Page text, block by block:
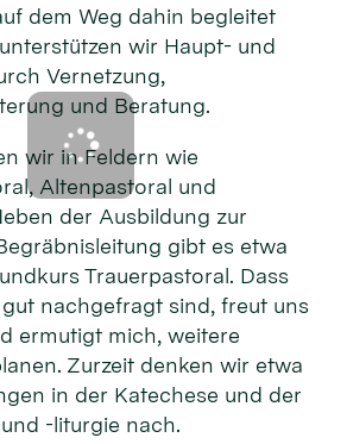
dem Weg dahin begleitet
wir Haupt- und
Vernetzung,
und Beratung.
wir in Feldern wie
Altenpastoral und
der Ausbildung zur
gibt es etwa
Trauerpastoral. Dass
nachgefragt sind, freut uns
ermutigt mich, weitere
Zurzeit denken wir etwa
in der Katechese und der
-liturgie nach.